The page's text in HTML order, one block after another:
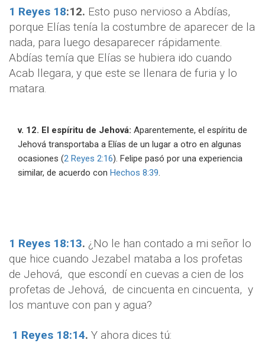
1 Reyes 18:12. Esto puso nervioso a Abdías,
porque Elías tenía la costumbre de aparecer de la
nada, para luego desaparecer rápidamente.
Abdías temía que Elías se hubiera ido cuando
Acab llegara, y que este se llenara de furia y lo
matara.
v. 12. El espíritu de Jehová: Aparentemente, el espíritu de
Jehová transportaba a Elías de un lugar a otro en algunas
ocasiones (2 Reyes 2:16). Felipe pasó por una experiencia
similar, de acuerdo con Hechos 8:39.
1 Reyes 18:13. ¿No le han contado a mi señor lo
que hice cuando Jezabel mataba a los profetas
de Jehová, que escondí en cuevas a cien de los
profetas de Jehová, de cincuenta en cincuenta, y
los mantuve con pan y agua?
1 Reyes 18:14. Y ahora dices tú: